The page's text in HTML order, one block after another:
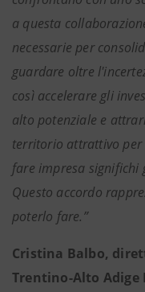
a questa
necessarie per
guardare oltre
così accelerare gli
alto potenziale e
territorio attrattivo per
fare impresa significhi
Questo accordo
poterlo fare.”
Cristina Balbo,
Trentino-Alto Adige